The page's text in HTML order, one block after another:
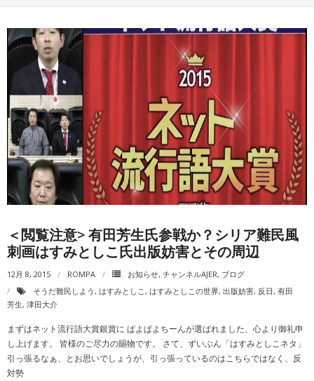
協賛のお願い
講演会一覧
お問合せ
動画一覧
＜閲覧注意> 有田芳生氏参戦か？シリア難民風
刺画はすみとしこ氏出版妨害とその周辺
12月 8, 2015 ROMPA お知らせ, チャンネルAJER, ブログ
そうだ難民しよう , はすみとしこ, はすみとしこの世界, 出版妨害, 反日, 有田
芳生, 津田大介
まずはネット流行語大賞銀賞に ぱよぱよちーんが選ばれました、心より御礼申
し上げます。 皆様のご尽力の賜物です。 さて、ずいぶん「はすみとしこネタ」
引っ張るなぁ、とお思いでしょうが、引っ張っているのはこちらではなく、反
対勢